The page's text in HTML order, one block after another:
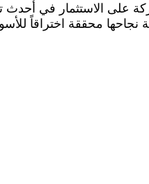
على الاستثمار في
محققة اختراقاً